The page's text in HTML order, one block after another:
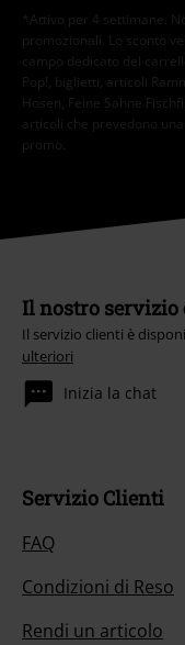
*Attivo per 4 settimane.
promozionali. Lo sconto
campo dedicato del
Pop!, biglietti, articoli
Hosen, Feine Sahne
articoli che prevedono
promo.
Il nostro servizio
Il servizio clienti è
ulteriori
Inizia la chat
Servizio Clienti
FAQ
Condizioni di Reso
Rendi un articolo